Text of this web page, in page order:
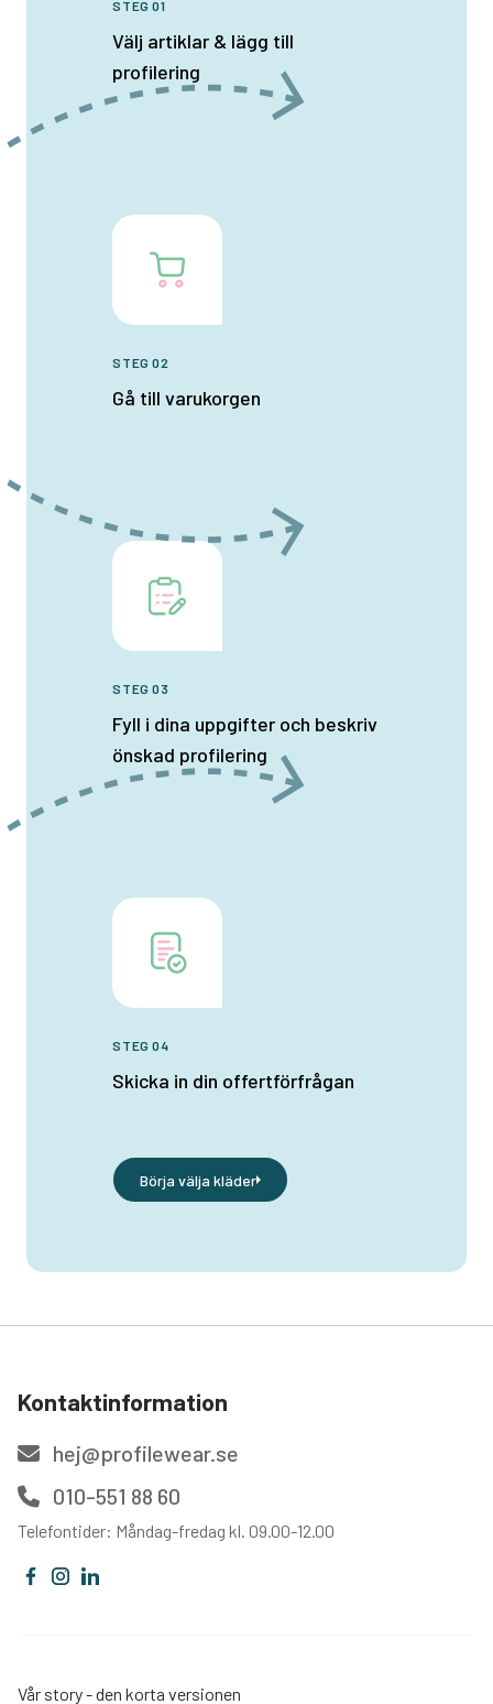
STEG 01
Välj artiklar & lägg till
profilering
STEG 02
Gå till varukorgen
STEG 03
Fyll i dina uppgifter och beskriv
önskad profilering
STEG 04
Skicka in din offertförfrågan
Börja välja kläder
Kontaktinformation
hej@profilewear.se
010-551 88 60
Telefontider: Måndag-fredag kl. 09.00-12.00
Vår story - den korta versionen